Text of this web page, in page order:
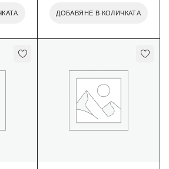
ДОБАВЯНЕ В КОЛИЧКАТА